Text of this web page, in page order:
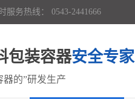
务热线： 0543-2441666
包装容器安全专家
器的”研发生产